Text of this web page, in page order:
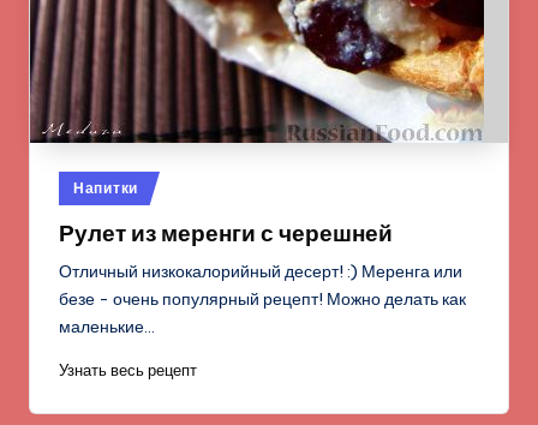
Опубликовано
в
Напитки
Рулет из меренги с черешней
Отличный низкокалорийный десерт! :) Меренга или
безе - очень популярный рецепт! Можно делать как
маленькие…
Узнать весь рецепт